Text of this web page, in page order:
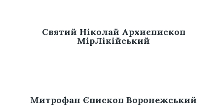
Святий Ніколай Архиєпископ
МірЛікійський
Митрофан Єпископ Воронежський